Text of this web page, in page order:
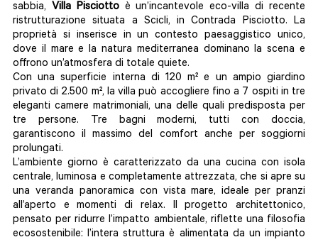
sabbia, Villa Pisciottoè un’incantevole eco-villa di recente
ristrutturazione situata a Scicli, in Contrada Pisciotto. La
proprietà si inserisce in un contesto paesaggistico unico,
dove il mare e la natura mediterranea dominano la scena e
offrono un’atmosfera di totale quiete.
Con una superficie interna di 120 m² e un ampio giardino
privato di 2.500 m², la villa può accogliere fino a 7 ospiti in tre
eleganti camere matrimoniali, una delle quali predisposta per
tre persone. Tre bagni moderni, tutti con doccia,
garantiscono il massimo del comfort anche per soggiorni
prolungati.
L’ambiente giorno è caratterizzato da una cucina con isola
centrale, luminosa e completamente attrezzata, che si apre su
una veranda panoramica con vista mare, ideale per pranzi
all’aperto e momenti di relax. Il progetto architettonico,
pensato per ridurre l’impatto ambientale, riflette una filosofia
ecosostenibile: l’intera struttura è alimentata da un impianto